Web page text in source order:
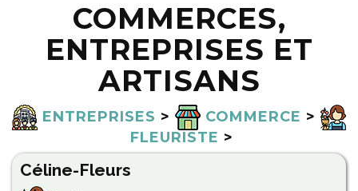
COMMERCES,
ENTREPRISES ET
ARTISANS
ENTREPRISES > COMMERCE >
FLEURISTE >
Céline-Fleurs